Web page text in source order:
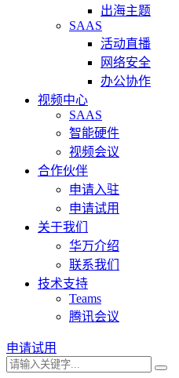
出海主题
SAAS
活动直播
网络安全
办公协作
视频中心
SAAS
智能硬件
视频会议
合作伙伴
申请入驻
申请试用
关于我们
华万介绍
联系我们
技术支持
Teams
腾讯会议
申请试用